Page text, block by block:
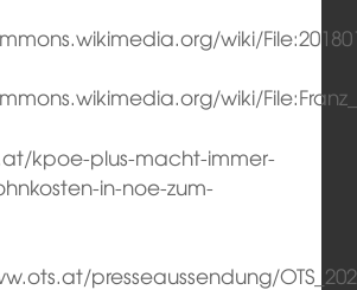
wiki/
wiki/
kpoe-plus-macht-immer-
in-noe-zum-
presseaussendung/